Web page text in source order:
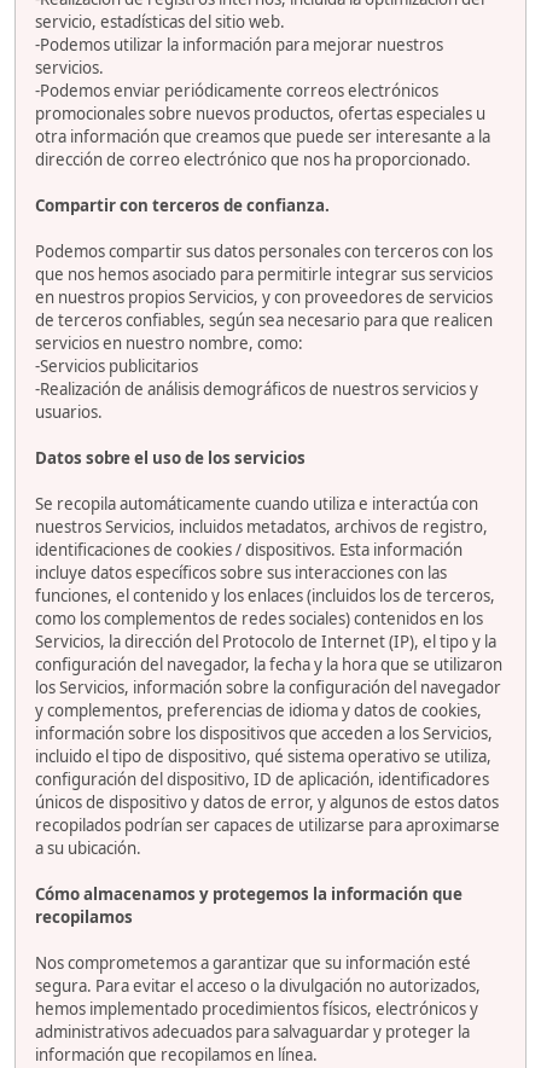
servicio, estadísticas del sitio web.
-Podemos utilizar la información para mejorar nuestros
servicios.
-Podemos enviar periódicamente correos electrónicos
promocionales sobre nuevos productos, ofertas especiales u
otra información que creamos que puede ser interesante a la
dirección de correo electrónico que nos ha proporcionado.
Compartir con terceros de confianza.
Podemos compartir sus datos personales con terceros con los
que nos hemos asociado para permitirle integrar sus servicios
en nuestros propios Servicios, y con proveedores de servicios
de terceros confiables, según sea necesario para que realicen
servicios en nuestro nombre, como:
-Servicios publicitarios
-Realización de análisis demográficos de nuestros servicios y
usuarios.
Datos sobre el uso de los servicios
Se recopila automáticamente cuando utiliza e interactúa con
nuestros Servicios, incluidos metadatos, archivos de registro,
identificaciones de cookies / dispositivos. Esta información
incluye datos específicos sobre sus interacciones con las
funciones, el contenido y los enlaces (incluidos los de terceros,
como los complementos de redes sociales) contenidos en los
Servicios, la dirección del Protocolo de Internet (IP), el tipo y la
configuración del navegador, la fecha y la hora que se utilizaron
los Servicios, información sobre la configuración del navegador
y complementos, preferencias de idioma y datos de cookies,
información sobre los dispositivos que acceden a los Servicios,
incluido el tipo de dispositivo, qué sistema operativo se utiliza,
configuración del dispositivo, ID de aplicación, identificadores
únicos de dispositivo y datos de error, y algunos de estos datos
recopilados podrían ser capaces de utilizarse para aproximarse
a su ubicación.
Cómo almacenamos y protegemos la información que
recopilamos
Nos comprometemos a garantizar que su información esté
segura. Para evitar el acceso o la divulgación no autorizados,
hemos implementado procedimientos físicos, electrónicos y
administrativos adecuados para salvaguardar y proteger la
información que recopilamos en línea.